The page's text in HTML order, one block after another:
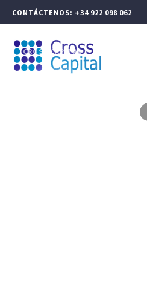
CONTÁCTENOS: +34 922 098 062
CROSS CAPITAL